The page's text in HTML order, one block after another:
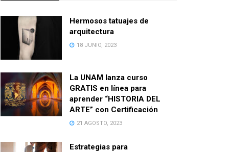
Hermosos tatuajes de
arquitectura
18 JUNIO, 2023
La UNAM lanza curso
GRATIS en línea para
aprender “HISTORIA DEL
ARTE” con Certificación
21 AGOSTO, 2023
Estrategias para